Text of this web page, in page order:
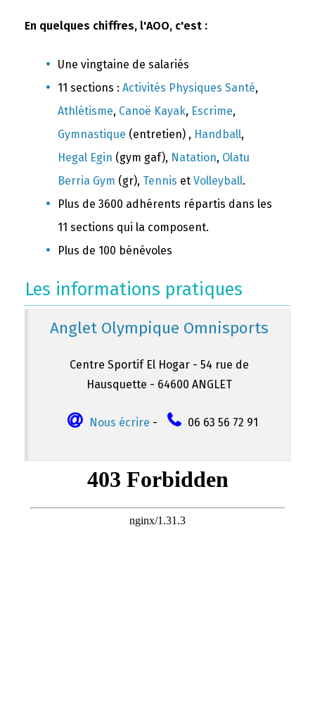
En quelques chiffres, l'AOO, c'est :
Une vingtaine de salariés
11 sections : Activités Physiques Santé,
Athlétisme, Canoë Kayak, Escrime,
Gymnastique (entretien) , Handball,
Hegal Egin (gym gaf), Natation, Olatu
Berria Gym (gr), Tennis et Volleyball.
Plus de 3600 adhérents répartis dans les
11 sections qui la composent.
Plus de 100 bénévoles
Les informations pratiques
Anglet Olympique Omnisports
Centre Sportif El Hogar - 54 rue de
Hausquette - 64600 ANGLET
Nous écrire - 06 63 56 72 91